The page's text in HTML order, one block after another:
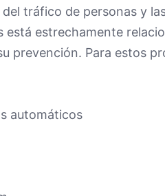
tráfico de personas y
estrechamente
prevención. Para estos
automáticos